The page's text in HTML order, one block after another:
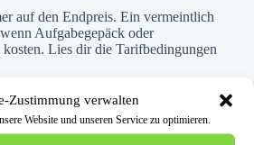
Zustimmung verwalten
Website und unseren Service zu optimieren.
auf den Endpreis. Ein vermeintlich
Aufgabegepäck oder
Lies dir die Tarifbedingungen
bleiben